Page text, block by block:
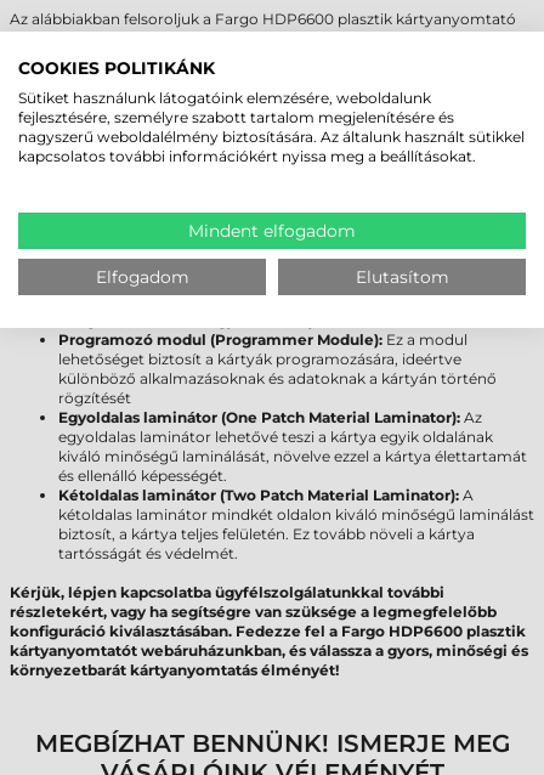
Az alábbiakban felsoroljuk a Fargo HDP6600 plasztik kártyanyomtató
Kártyaegyengető modul (Card Flattener Module):
elengedhetetlen a pontos és megbízható kártyanyomtatási
folyamatokhoz.
Mágnescsík kódoló (Magnetic Stripe Encoder): A kártya
mágnescsíkjának kódolására szolgál, lehetővé téve az azonosítást
Érintéses chip kódoló (Contact Chip Encoder):
érintkező chipjének kódolását teszi lehetővé, biztosítva ezzel
további biztonsági és azonosítási funkciókat.
Érintésnélküli chip kódoló (Contactless Encoder):Az
érintésmentes technológiával rendelkező kártyák kódolására
Programozó modul (Programmer Module): Ez a modul
lehetőséget biztosít a kártyák programozására, ideértve
különböző alkalmazásoknak és adatoknak a kártyán történő
rögzítését
Egyoldalas laminátor (One Patch Material Laminator): Az
egyoldalas laminátor lehetővé teszi a kártya egyik oldalának
kiváló minőségű laminálását, növelve ezzel a kártya élettartamát
és ellenálló képességét.
Kétoldalas laminátor (Two Patch Material Laminator): A
kétoldalas laminátor mindkét oldalon kiváló minőségű laminálást
biztosít, a kártya teljes felületén. Ez tovább növeli a kártya
tartósságát és védelmét.
Kérjük, lépjen kapcsolatba ügyfélszolgálatunkkal további
részletekért, vagy ha segítségre van szüksége a legmegfelelőbb
konfiguráció kiválasztásában. Fedezze fel a Fargo HDP6600 plasztik
kártyanyomtatót webáruházunkban, és válassza a gyors, minőségi és
környezetbarát kártyanyomtatás élményét!
MEGBÍZHAT BENNÜNK! ISMERJE MEG
COOKIES POLITIKÁNK
Sütiket használunk látogatóink elemzésére, weboldalunk
fejlesztésére, személyre szabott tartalom megjelenítésére és
nagyszerű weboldalélmény biztosítására. Az általunk használt sütikkel
kapcsolatos további információkért nyissa meg a beállításokat.
Mindent elfogadom
Elfogadom Elutasítom